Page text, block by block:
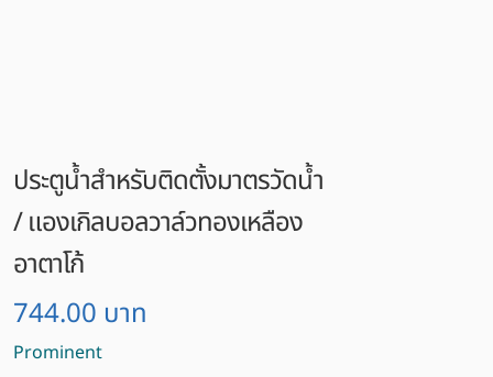
ประตูน้ำสำหรับติดตั้งมาตรวัดน้ำ
/ แองเกิลบอลวาล์วทองเหลือง
อาตาโก้
744.00 บาท
Prominent